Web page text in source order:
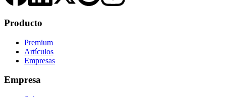
Producto
Premium
Artículos
Empresas
Empresa